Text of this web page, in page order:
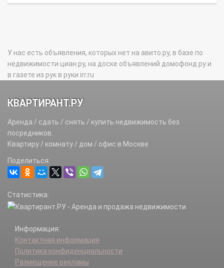
У нас есть объявления, которых нет на авито.ру, в базе по
недвижимости циан.ру, на доске объявлений домофонд.ру и
в газете из рук в руки irr.ru
КВАРТИРАНТ.РУ
Аренда / сдать / снять / купить недвижимость без
посредников.
Квартиру / комнату / дом / офис в Москве
Поделиться:
Статистика:
Информация:
Контактная информация
Политика конфиденциальности
Размещение рекламы